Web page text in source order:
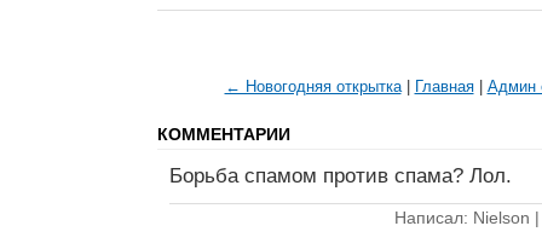
← Новогодняя открытка| Главная| Админ
КОММЕНТАРИИ
Борьба спамом против спама? Лол.
Написал: Nielson